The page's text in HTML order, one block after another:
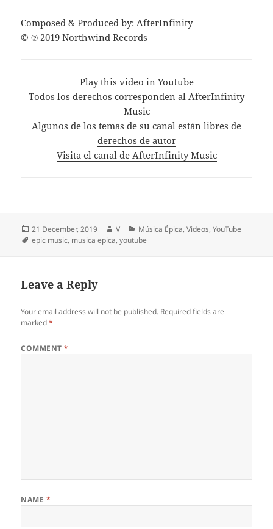
Composed & Produced by: AfterInfinity
© ℗ 2019 Northwind Records
Play this video in Youtube
Todos los derechos corresponden al AfterInfinity
Music
Algunos de los temas de su canal están libres de
derechos de autor
Visita el canal de AfterInfinity Music
Posted
on
21 December, 2019 Author
V Categories
Música Épica,Videos,YouTube
Tags
epic music, musica epica,youtube
Leave a Reply
Your email address will not be published. Required fields are
marked*
COMMENT*
NAME *